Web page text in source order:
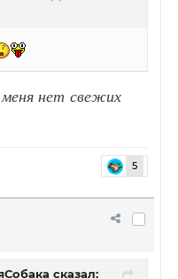
нет свежих
5
сказал: